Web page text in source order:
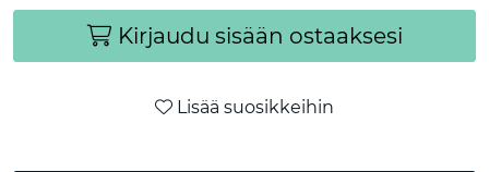
Kirjaudu sisään ostaaksesi
Lisää suosikkeihin